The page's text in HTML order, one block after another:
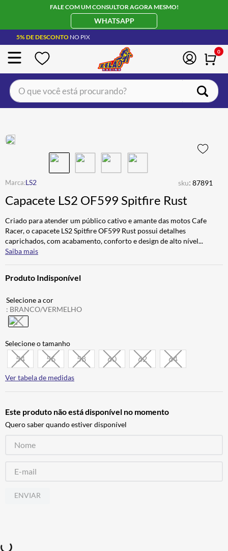
FALE COM UM CONSULTOR AGORA MESMO!
WHATSAPP
5% DE DESCONTO NO PIX
0
O que você está procurando?
LS2 sku: 87891
Capacete LS2 OF599 Spitfire Rust
Criado para atender um público cativo e amante das motos Cafe
Racer, o capacete LS2 Spitfire OF599 Rust possui detalhes
caprichados, com acabamento, conforto e design de alto nível...
Saiba mais
Produto Indisponível
: BRANCO/VERMELHO
54 56 58 60 62 64
Ver tabela de medidas
Este produto não está disponível no momento
Quero saber quando estiver disponível
ENVIAR
JAQUETA
4º ÓCULOS SOLAR
5º LUVA
6º BAU
7º CALÇA
8º ALPINESTAR